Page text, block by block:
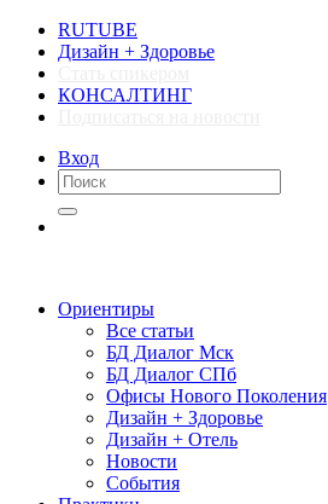
RUTUBE
Дизайн + Здоровье
КОНСАЛТИНГ
Вход
Ориентиры
Все статьи
БД Диалог Мск
БД Диалог СПб
Офисы Нового Поколения
Дизайн + Здоровье
Дизайн + Отель
Новости
События